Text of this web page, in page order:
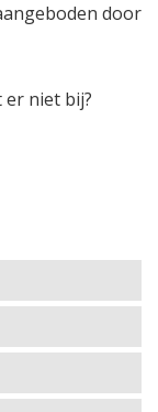
door
er niet bij?